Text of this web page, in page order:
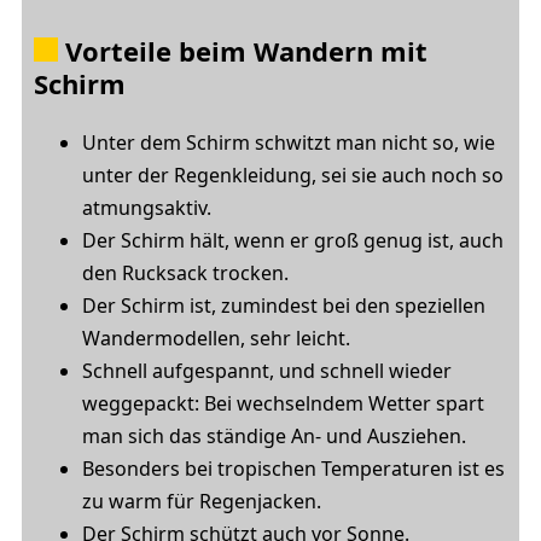
Vorteile beim Wandern mit
Schirm
Unter dem Schirm schwitzt man nicht so, wie
unter der Regenkleidung, sei sie auch noch so
atmungsaktiv.
Der Schirm hält, wenn er groß genug ist, auch
den Rucksack trocken.
Der Schirm ist, zumindest bei den speziellen
Wandermodellen, sehr leicht.
Schnell aufgespannt, und schnell wieder
weggepackt: Bei wechselndem Wetter spart
man sich das ständige An- und Ausziehen.
Besonders bei tropischen Temperaturen ist es
zu warm für Regenjacken.
Der Schirm schützt auch vor Sonne.